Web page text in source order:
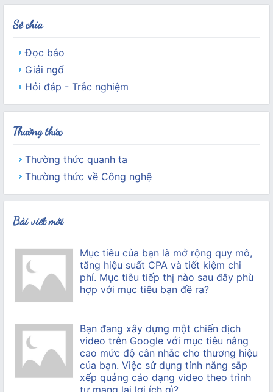
Sẻ chia
Đọc báo
Giải ngố
Hỏi đáp - Trắc nghiệm
Thường thức
Thường thức quanh ta
Thường thức về Công nghệ
Bài viết mới
Mục tiêu của bạn là mở rộng quy mô,
tăng hiệu suất CPA và tiết kiệm chi
phí. Mục tiêu tiếp thị nào sau đây phù
hợp với mục tiêu bạn đề ra?
Bạn đang xây dựng một chiến dịch
video trên Google với mục tiêu nâng
cao mức độ cân nhắc cho thương hiệu
của bạn. Việc sử dụng tính năng sắp
xếp quảng cáo dạng video theo trình
tự mang lại lợi ích gì?